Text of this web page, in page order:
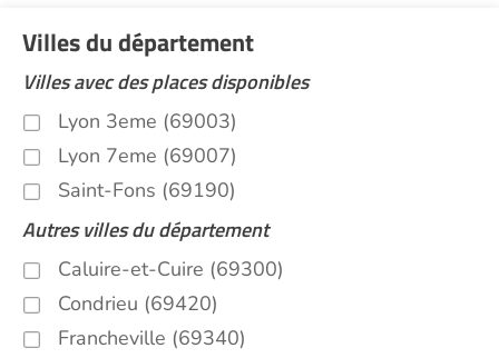
Villes du département
Villes avec des places disponibles
Lyon 3eme (69003)
Lyon 7eme (69007)
Saint-Fons (69190)
Autres villes du département
Caluire-et-Cuire (69300)
Condrieu (69420)
Francheville (69340)